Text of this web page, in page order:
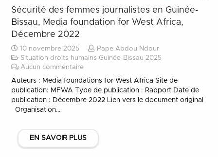
Sécurité des femmes journalistes en Guinée-
Bissau, Media foundation for West Africa,
Décembre 2022
10 novembre 2025
Pape Abdou Ndour
Situation droits humains Guinée-Bissau 2025
Aucun commentaire
Auteurs : Media foundations for West Africa Site de
publication: MFWA Type de publication : Rapport Date de
publication : Décembre 2022 Lien vers le document original
Organisation…
EN SAVOIR PLUS